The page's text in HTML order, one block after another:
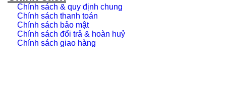
Chính sách & quy định chung
Chính sách thanh toán
Chính sách bảo mật
Chính sách đổi trả & hoàn huỷ
Chính sách giao hàng